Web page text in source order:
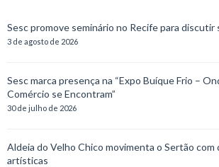
Sesc promove seminário no Recife para discutir
3 de agosto de 2026
Sesc marca presença na “Expo Buíque Frio –
Comércio se Encontram”
30 de julho de 2026
Aldeia do Velho Chico movimenta o Sertão com
artísticas